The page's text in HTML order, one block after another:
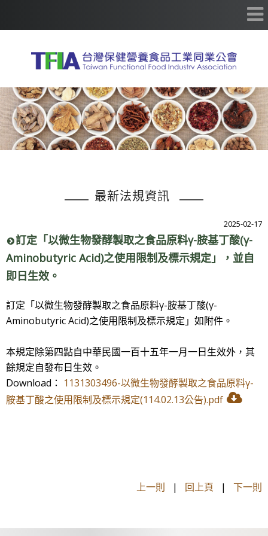
最新法規資訊
2025-02-17
訂定「以微生物發酵製取之食品原料γ-胺基丁酸(γ-
Aminobutyric Acid)之使用限制及標示規定」，並自
即日生效。
訂定「以微生物發酵製取之食品原料γ-胺基丁酸(γ-
Aminobutyric Acid)之使用限制及標示規定」如附件。
本規定除第四點自中華民國一百十五年一月一日生效外， 其
餘規定自發布日生效。
Download： 1131303496-以微生物發酵製取之食品原料γ-
胺基丁酸之使用限制及標示規定(114.02.13公告).pdf
上一則 | 回上頁 | 下一則